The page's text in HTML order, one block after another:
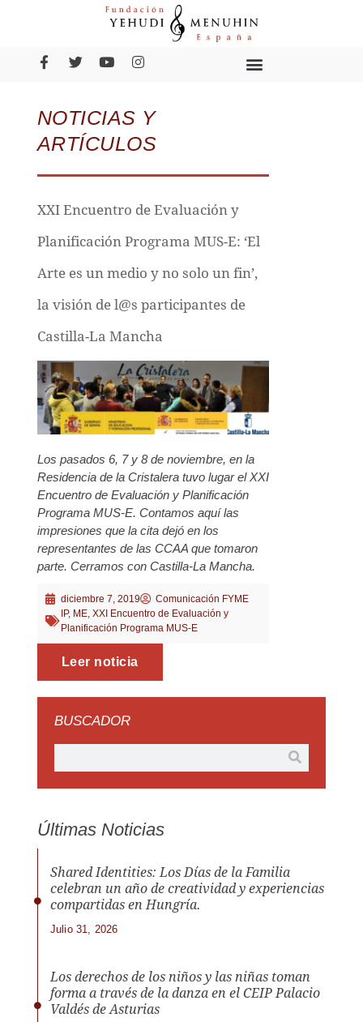
NOTICIAS Y
ARTÍCULOS
XXI Encuentro de Evaluación y
Planificación Programa MUS-E: ‘El
Arte es un medio y no solo un fin’,
la visión de l@s participantes de
Castilla-La Mancha
Los pasados 6, 7 y 8 de noviembre, en la
Residencia de la Cristalera tuvo lugar el XXI
Encuentro de Evaluación y Planificación
Programa MUS-E. Contamos aquí las
impresiones que la cita dejó en los
representantes de las CCAA que tomaron
parte. Cerramos con Castilla-La Mancha.
diciembre 7, 2019
Comunicación FYME
IP, ME, XXI Encuentro de Evaluación y
Planificación Programa MUS-E
Leer noticia
BUSCADOR
Últimas Noticias
Shared Identities: Los Días de la Familia
celebran un año de creatividad y experiencias
compartidas en Hungría.
Julio 31, 2026
Los derechos de los niños y las niñas toman
forma a través de la danza en el CEIP Palacio
Valdés de Asturias